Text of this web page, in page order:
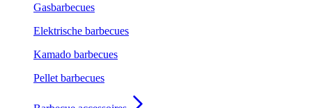
Gasbarbecues
Elektrische barbecues
Kamado barbecues
Pellet barbecues